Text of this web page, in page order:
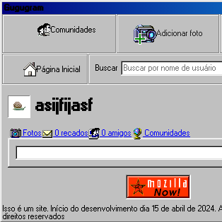
Gugugram
Página Inicial
Comunidades Adicionar foto
Buscar
asijfijasf
Fotos 0 recados 0 amigos Comunidades
Isso é um site. Início do desenvolvimento dia 15 de abril de 2024.
direitos reservados